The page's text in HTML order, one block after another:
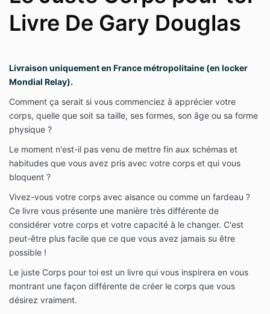
Livre De Gary Douglas
Livraison uniquement en France métropolitaine (en locker
Mondial Relay).
Comment ça serait si vous commenciez à apprécier votre
corps, quelle que soit sa taille, ses formes, son âge ou sa forme
physique ?
Le moment n'est-il pas venu de mettre fin aux schémas et
habitudes que vous avez pris avec votre corps et qui vous
bloquent ?
Vivez-vous votre corps avec aisance ou comme un fardeau ?
Ce livre vous présente une manière très différente de
considérer votre corps et votre capacité à le changer. C'est
peut-être plus facile que ce que vous avez jamais su être
possible !
Le juste Corps pour toi est un livre qui vous inspirera en vous
montrant une façon différente de créer le corps que vous
désirez vraiment.